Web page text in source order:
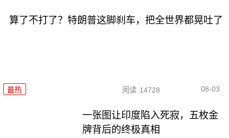
算了不打了？特朗普这脚刹车，把全世界都晃吐了
最热 阅读 14728 08-03
一张图让印度陷入死寂，五枚金
牌背后的终极真相